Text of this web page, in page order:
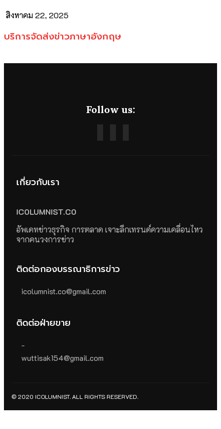
สิงหาคม 22, 2025
บริการจัดส่งข่าวภาษาอังกฤษ
Follow us:
เกี่ยวกับเรา
ICOLUMNIST.CO
อัพเดทข่าวธุรกิจ การตลาด เจาะลึกเทรนด์ความเคลื่อนไหว
จากคนวงการข่าว
ติดต่อกองบรรณาธิการข่าว
icolumnist.co@gmail.com
ติดต่อฝ่ายขาย
-
wuttisak154@gmail.com
© 2020 ICOLUMNIST. ALL RIGHTS RESERVED.